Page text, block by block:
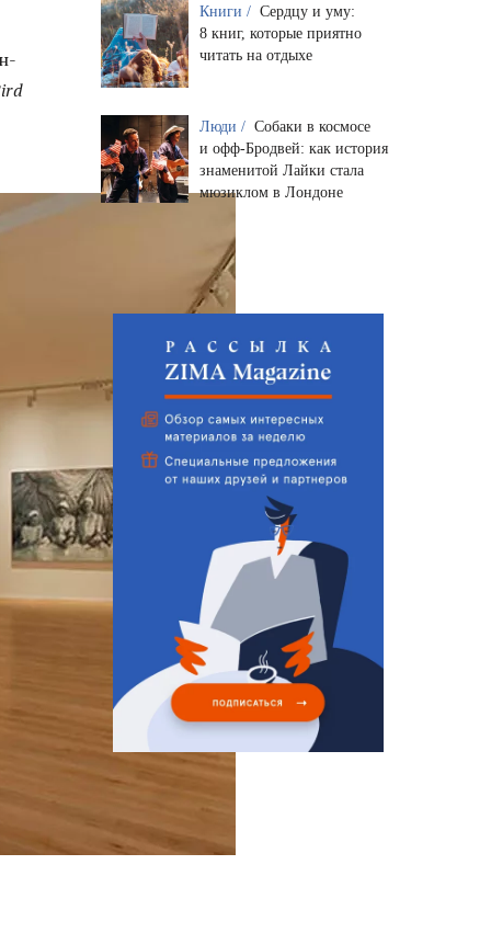
Книги / Сердцу и уму:
8 книг, которые приятно
читать на отдыхе
Люди / Собаки в космосе
и офф-Бродвей: как история
знаменитой Лайки стала
мюзиклом в Лондоне